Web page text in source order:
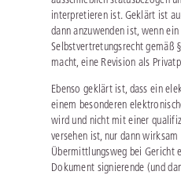
interpretieren ist. Geklärt ist
dann anzuwenden ist, wenn
Selbstvertretungsrecht gemäß
macht, eine Revision als
Ebenso geklärt ist, dass ein
einem besonderen
wird und nicht mit einer
versehen ist, nur dann
Übermittlungsweg bei Gericht
Dokument signierende (und